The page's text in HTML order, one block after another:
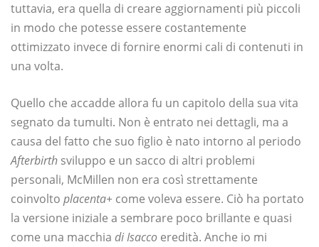
tuttavia, era quella di creare aggiornamenti più piccoli
in modo che potesse essere costantemente
ottimizzato invece di fornire enormi cali di contenuti in
una volta.
Quello che accadde allora fu un capitolo della sua vita
segnato da tumulti. Non è entrato nei dettagli, ma a
causa del fatto che suo figlio è nato intorno al periodo
Afterbirth sviluppo e un sacco di altri problemi
personali, McMillen non era così strettamente
coinvolto placenta+ come voleva essere. Ciò ha portato
la versione iniziale a sembrare poco brillante e quasi
come una macchia di Isacco eredità. Anche io mi